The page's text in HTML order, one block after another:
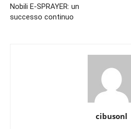
Nobili E-SPRAYER: un
successo continuo
cibusonl